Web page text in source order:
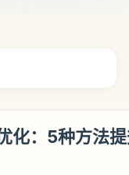
化：5种方